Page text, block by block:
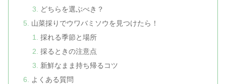
どちらを選ぶべき？
山菜採りでウワバミソウを見つけたら！
採れる季節と場所
採るときの注意点
新鮮なまま持ち帰るコツ
よくある質問